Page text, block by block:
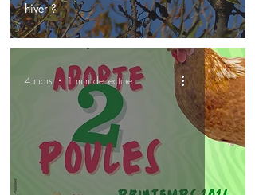
hiver ?
4 mars 1 min de lecture